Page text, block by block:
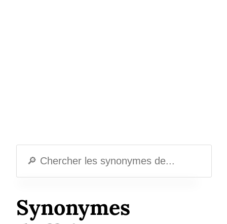
Synonymes